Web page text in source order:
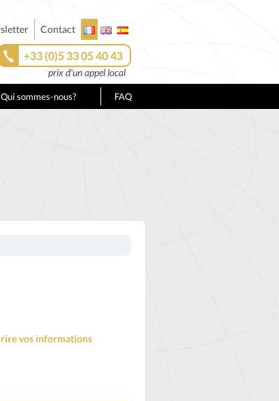
Contact
+33 (0)5 33 05 40 43
prix d'un appel local
Qui sommes-nous? FAQ
vos informations